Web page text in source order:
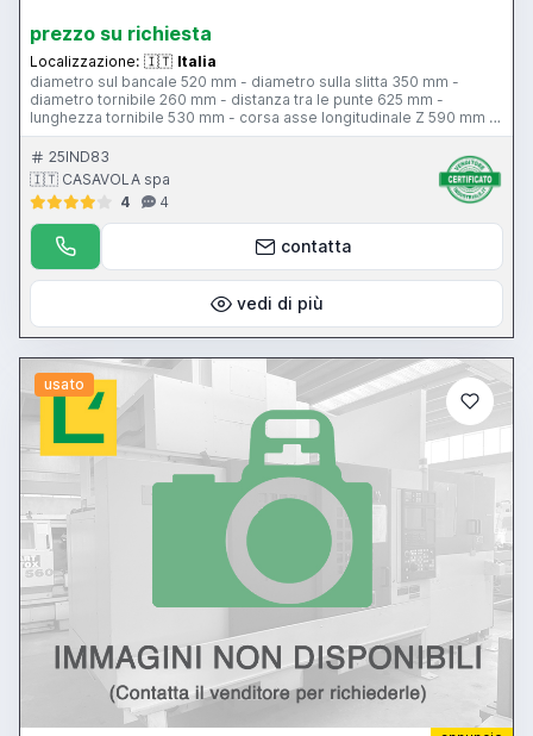
prezzo su richiesta
Localizzazione: 🇮🇹 Italia
diametro sul bancale 520 mm - diametro sulla slitta 350 mm -
diametro tornibile 260 mm - distanza tra le punte 625 mm -
lunghezza tornibile 530 mm - corsa asse longitudinale Z 590 mm -
corsa asse trasversale X 160 mm - passaggio barra 80 mm –
velocità mandrino 35-3500 giri al minuto - avanzamento rapido
asse X 12000 mm/min - avanzamento rapido asse Z 15000 mm/min
- attacco mandrino A2-6 - torretta 12 posizioni - evacuatore trucioli
- spingibarra LNS Quick Load - CNC YASNAC MSC-516
25IND83
🇮🇹 CASAVOLA spa
4
4
contatta
vedi di più
usato